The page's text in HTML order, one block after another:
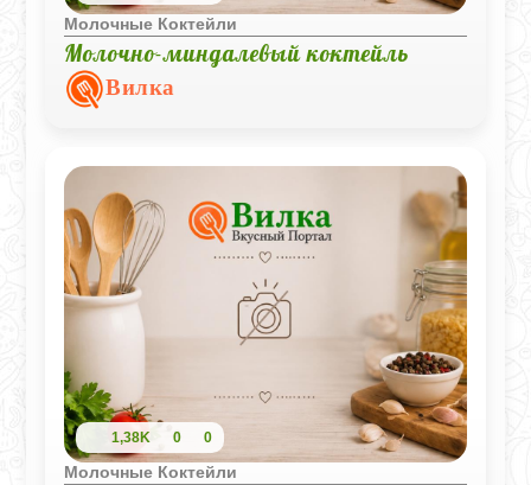
Молочные Коктейли
Молочно-миндалевый коктейль
Вилка
1,38K 0 0
Молочные Коктейли